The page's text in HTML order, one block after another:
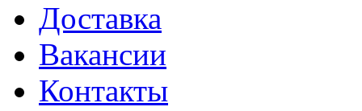
Доставка
Вакансии
Контакты